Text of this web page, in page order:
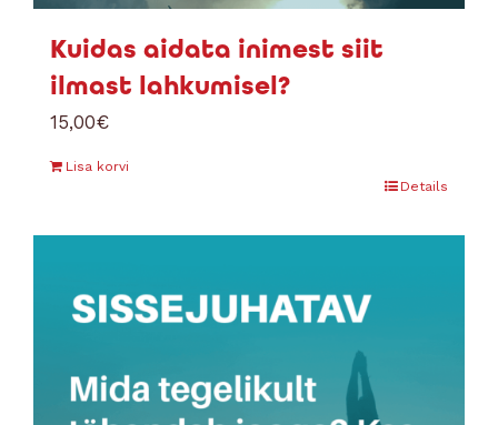
Kuidas aidata inimest siit
ilmast lahkumisel?
15,00€
Lisa korvi
Details